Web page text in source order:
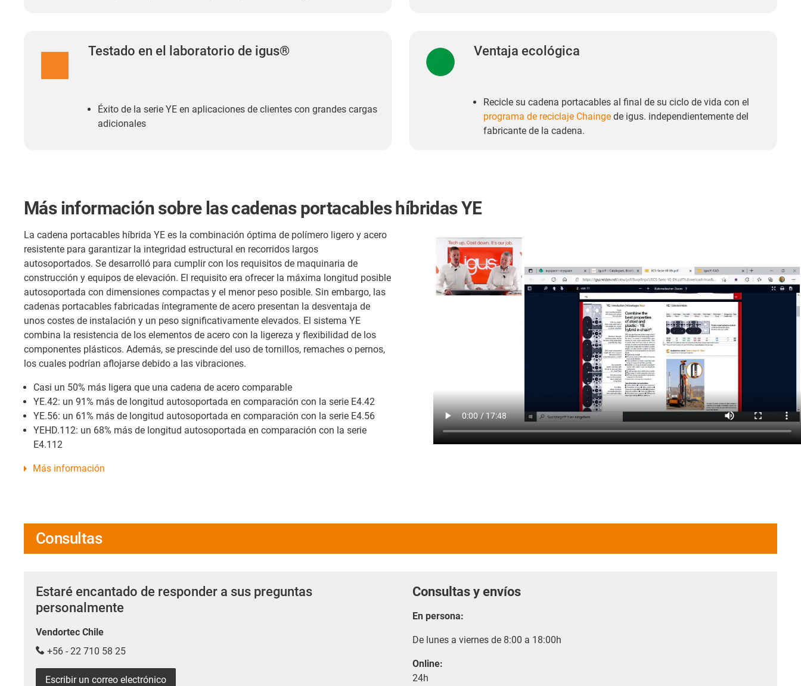
Testado en el laboratorio de igus®
Éxito de la serie YE en aplicaciones de clientes con grandes cargas
adicionales
Ventaja ecológica
Recicle su cadena portacables al final de su ciclo de vida con el
programa de reciclaje Chainge de igus. independientemente del
fabricante de la cadena.
Más información sobre las cadenas portacables híbridas YE
La cadena portacables híbrida YE es la combinación óptima de polímero ligero y acero
resistente para garantizar la integridad estructural en recorridos largos
autosoportados. Se desarrolló para cumplir con los requisitos de maquinaria de
construcción y equipos de elevación. El requisito era ofrecer la máxima longitud posible
autosoportada con dimensiones compactas y el menor peso posible. Sin embargo, las
cadenas portacables fabricadas íntegramente de acero presentan la desventaja de
unos costes de instalación y un peso significativamente elevados. El sistema YE
combina la resistencia de los elementos de acero con la ligereza y flexibilidad de los
componentes plásticos. Además, se prescinde del uso de tornillos, remaches o pernos,
los cuales podrían aflojarse debido a las vibraciones.
Casi un 50% más ligera que una cadena de acero comparable
YE.42: un 91% más de longitud autosoportada en comparación con la serie E4.42
YE.56: un 61% más de longitud autosoportada en comparación con la serie E4.56
YEHD.112: un 68% más de longitud autosoportada en comparación con la serie
E4.112
Más información
Consultas
Estaré encantado de responder a sus preguntas
personalmente
Vendortec Chile
+56 - 22 710 58 25
Escribir un correo electrónico
Consultas y envíos
En persona:
De lunes a viernes de 8:00 a 18:00h
Online:
24h